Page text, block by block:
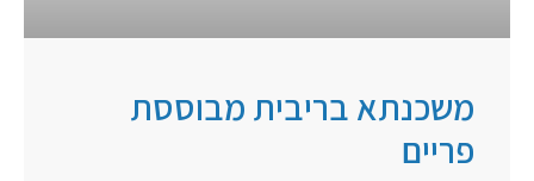
משכנתא בריבית מבוססת
פריים